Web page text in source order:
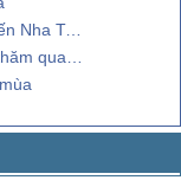
Trang
Trang